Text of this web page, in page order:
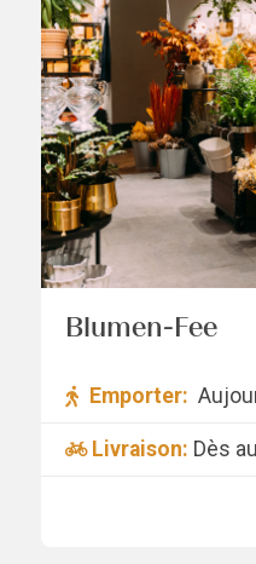
Blumen-Fee
Emporter:
Livraison: Dès